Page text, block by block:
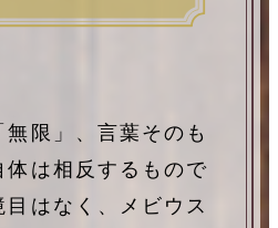
限」、言葉そのも
体は相反するもので
はなく、メビウス